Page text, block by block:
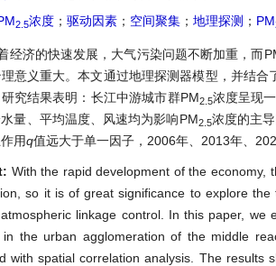
2.5浓度 ； 驱动因素 ； 空间聚集 ； 地理探测 ； PM
经济的快速发展，大气污染问题不断加重，而
意义重大。本文通过地理探测器模型，并结
究结果表明：长江中游城市群PM2.5浓度呈现
量、平均温度、风速均为影响PM2.5浓度的主
用q值远大于单一因子，2006年、2013年、
With the rapid development of the economy,
so it is of great significance to explore
linkage control. In this paper,
in the urban agglomeration of the middle
with spatial correlation analysis. The results